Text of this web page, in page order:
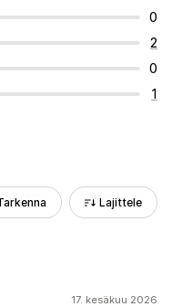
0
2
0
1
Lajittele
17. kesäkuu 2026